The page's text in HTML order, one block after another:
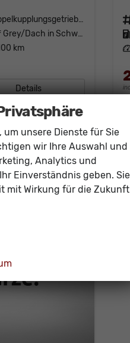
Doppelkupplungsgetriebe (DSG)
Cliff Grey/Dach in Schwarz
km
Details
um unsere Dienste für Sie
wir Ihre Auswahl und
Analytics und
Einverständnis geben. Sie
mit Wirkung für die Zukunft